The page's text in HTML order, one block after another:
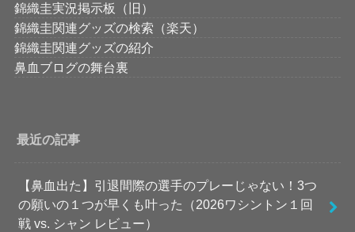
錦織圭実況掲示板（旧）
錦織圭関連グッズの検索（楽天）
錦織圭関連グッズの紹介
鼻血ブログの舞台裏
最近の記事
【鼻血出た】引退間際の選手のプレーじゃない！3つ
の願いの１つが早くも叶った（2026ワシントン１回
戦 vs. シャン レビュー）